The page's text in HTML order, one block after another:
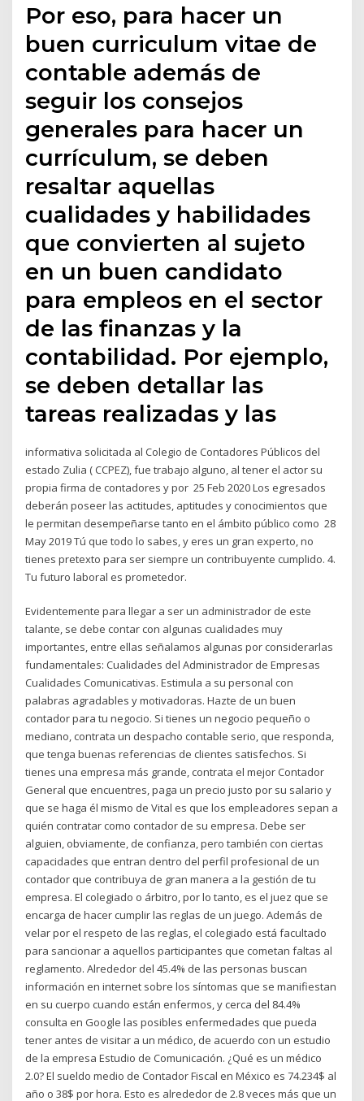
Por eso, para hacer un
buen curriculum vitae de
contable además de
seguir los consejos
generales para hacer un
currículum, se deben
resaltar aquellas
cualidades y habilidades
que convierten al sujeto
en un buen candidato
para empleos en el sector
de las finanzas y la
contabilidad. Por ejemplo,
se deben detallar las
tareas realizadas y las
informativa solicitada al Colegio de Contadores Públicos del
estado Zulia ( CCPEZ), fue trabajo alguno, al tener el actor su
propia firma de contadores y por 25 Feb 2020 Los egresados
deberán poseer las actitudes, aptitudes y conocimientos que
le permitan desempeñarse tanto en el ámbito público como 28
May 2019 Tú que todo lo sabes, y eres un gran experto, no
tienes pretexto para ser siempre un contribuyente cumplido. 4.
Tu futuro laboral es prometedor.
Evidentemente para llegar a ser un administrador de este
talante, se debe contar con algunas cualidades muy
importantes, entre ellas señalamos algunas por considerarlas
fundamentales: Cualidades del Administrador de Empresas
Cualidades Comunicativas. Estimula a su personal con
palabras agradables y motivadoras. Hazte de un buen
contador para tu negocio. Si tienes un negocio pequeño o
mediano, contrata un despacho contable serio, que responda,
que tenga buenas referencias de clientes satisfechos. Si
tienes una empresa más grande, contrata el mejor Contador
General que encuentres, paga un precio justo por su salario y
que se haga él mismo de Vital es que los empleadores sepan a
quién contratar como contador de su empresa. Debe ser
alguien, obviamente, de confianza, pero también con ciertas
capacidades que entran dentro del perfil profesional de un
contador que contribuya de gran manera a la gestión de tu
empresa. El colegiado o árbitro, por lo tanto, es el juez que se
encarga de hacer cumplir las reglas de un juego. Además de
velar por el respeto de las reglas, el colegiado está facultado
para sancionar a aquellos participantes que cometan faltas al
reglamento. Alrededor del 45.4% de las personas buscan
información en internet sobre los síntomas que se manifiestan
en su cuerpo cuando están enfermos, y cerca del 84.4%
consulta en Google las posibles enfermedades que pueda
tener antes de visitar a un médico, de acuerdo con un estudio
de la empresa Estudio de Comunicación. ¿Qué es un médico
2.0? El sueldo medio de Contador Fiscal en México es 74.234$ al
año o 38$ por hora. Esto es alrededor de 2.8 veces más que un